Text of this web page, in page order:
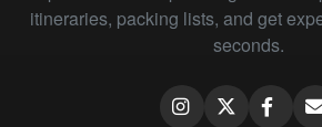
itineraries, packing lists, and get
seconds.